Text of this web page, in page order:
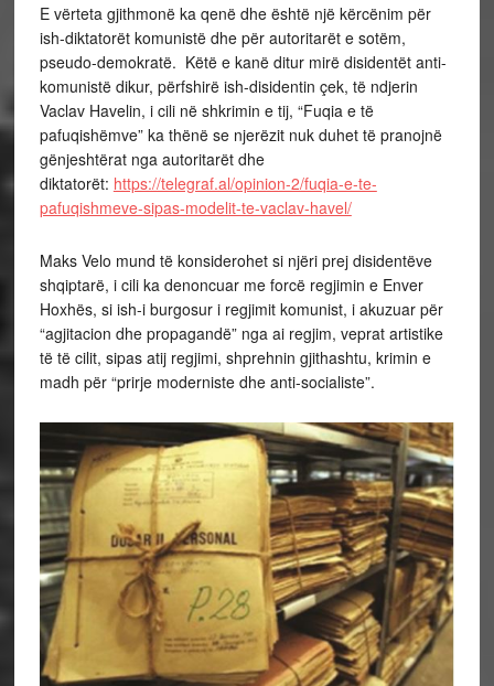
E vërteta gjithmonë ka qenë dhe është një kërcënim për
ish-diktatorët komunistë dhe për autoritarët e sotëm,
pseudo-demokratë. Këtë e kanë ditur mirë disidentët anti-
komunistë dikur, përfshirë ish-disidentin çek, të ndjerin
Vaclav Havelin, i cili në shkrimin e tij, “Fuqia e të
pafuqishëmve” ka thënë se njerëzit nuk duhet të pranojnë
gënjeshtërat nga autoritarët dhe
diktatorët: https://telegraf.al/opinion-2/fuqia-e-te-
pafuqishmeve-sipas-modelit-te-vaclav-havel/
Maks Velo mund të konsiderohet si njëri prej disidentëve
shqiptarë, i cili ka denoncuar me forcë regjimin e Enver
Hoxhës, si ish-i burgosur i regjimit komunist, i akuzuar për
“agjitacion dhe propagandë” nga ai regjim, veprat artistike
të të cilit, sipas atij regjimi, shprehnin gjithashtu, krimin e
madh për “prirje moderniste dhe anti-socialiste”.